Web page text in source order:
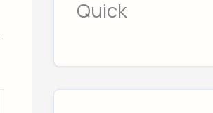
Quick